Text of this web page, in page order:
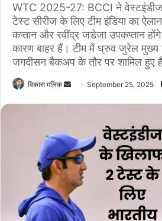
WTC 2025-27: BCCI ने
टेस्ट सीरीज के लिए टीम इंडिया का
कप्तान और रवींद्र जडेजा उपकप्तान
कारण बाहर हैं। टीम में ध्रुव जुरेल
जगदीसन बैकअप के तौर पर शामिल हुए
विकास मलिक
a
n
m
a
i
September 25, 2025